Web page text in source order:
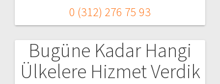
0 (312) 276 75 93
Bugüne Kadar Hangi
Ülkelere Hizmet Verdik